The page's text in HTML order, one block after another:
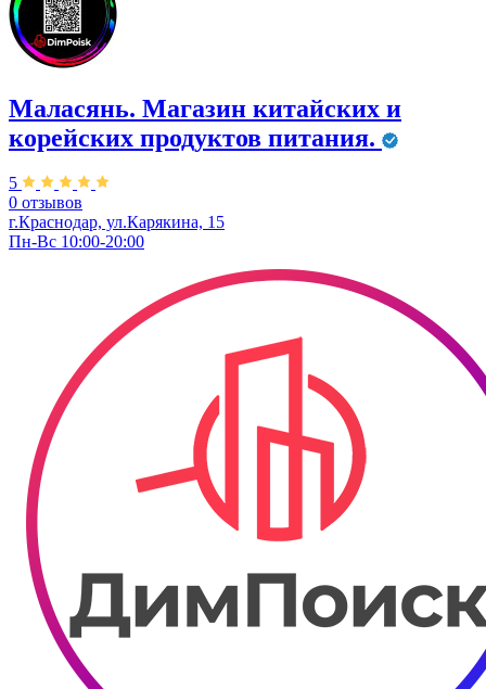
Маласянь. ​Магазин китайских и
корейских продуктов питания.
5
0 отзывов
г.Краснодар, ул.​Карякина, 15
Пн-Вс 10:00-20:00